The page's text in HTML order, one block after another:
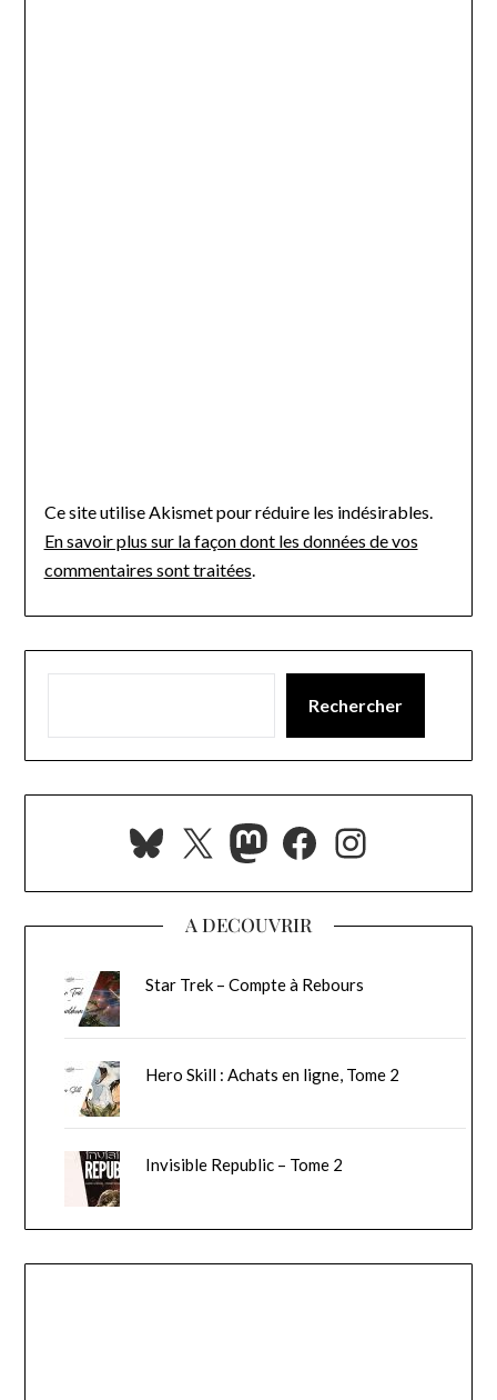
Ce site utilise Akismet pour réduire les indésirables.
En savoir plus sur la façon dont les données de vos
commentaires sont traitées.
Rechercher
Bluesky
X Mastodon
Facebook
A DECOUVRIR
Star Trek – Compte à Rebours
Hero Skill : Achats en ligne, Tome 2
Invisible Republic – Tome 2